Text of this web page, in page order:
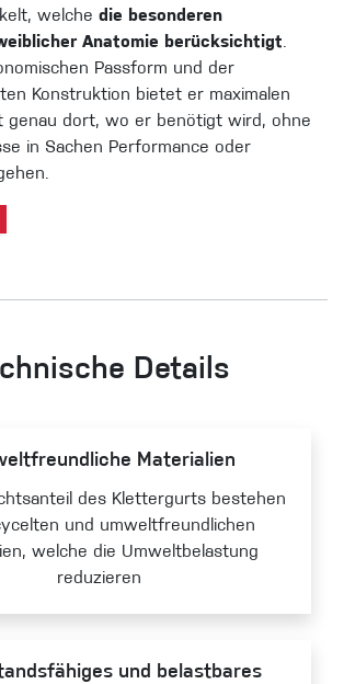
welche die besonderen
Anatomie berücksichtigt.
Passform und der
Konstruktion bietet er maximalen
genau dort, wo er benötigt wird, ohne
in Sachen Performance oder
Details
Materialien
des Klettergurts bestehen
und umweltfreundlichen
welche die Umweltbelastung
reduzieren
und belastbares